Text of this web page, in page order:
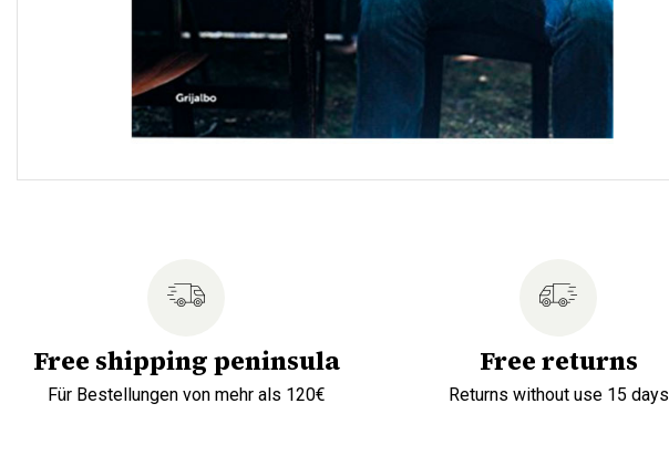
Free shipping peninsula
Für Bestellungen von mehr als 120€
Free returns
Returns without use 15 days